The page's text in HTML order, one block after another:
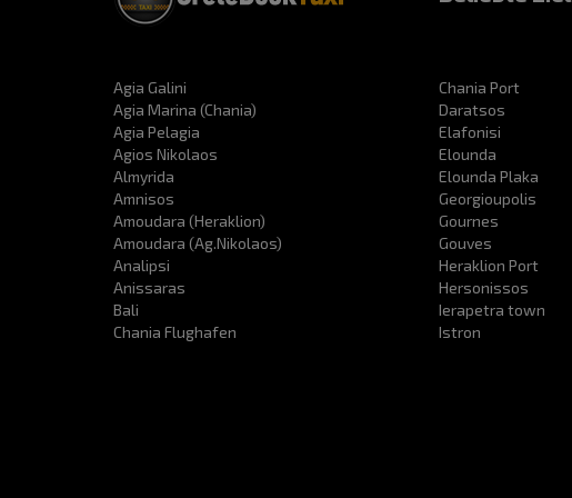
Agia Galini
Agia Marina (Chania)
Agia Pelagia
Agios Nikolaos
Almyrida
Amnisos
Amoudara (Heraklion)
Amoudara (Ag.Nikolaos)
Analipsi
Anissaras
Bali
Chania Flughafen
Chania Port
Daratsos
Elafonisi
Elounda
Elounda Plaka
Georgioupolis
Gournes
Gouves
Heraklion Port
Hersonissos
Ierapetra town
Istron